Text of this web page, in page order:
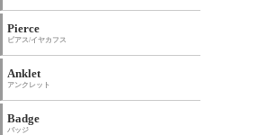
Pierce
ピアス/イヤカフス
Anklet
アンクレット
Badge
バッジ